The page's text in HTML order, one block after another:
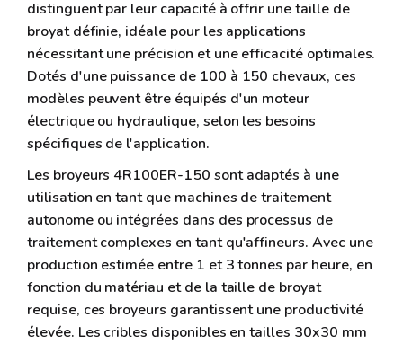
distinguent par leur capacité à offrir une taille de
broyat définie, idéale pour les applications
nécessitant une précision et une efficacité optimales.
Dotés d'une puissance de 100 à 150 chevaux, ces
modèles peuvent être équipés d'un moteur
électrique ou hydraulique, selon les besoins
spécifiques de l'application.
Les broyeurs 4R100ER-150 sont adaptés à une
utilisation en tant que machines de traitement
autonome ou intégrées dans des processus de
traitement complexes en tant qu'affineurs. Avec une
production estimée entre 1 et 3 tonnes par heure, en
fonction du matériau et de la taille de broyat
requise, ces broyeurs garantissent une productivité
élevée. Les cribles disponibles en tailles 30x30 mm